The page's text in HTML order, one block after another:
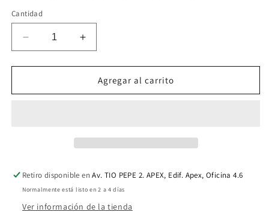
Cantidad
Reducir
cantidad
para
THE
Aumentar
cantidad
para
THE
Agregar al carrito
Retiro disponible enAv. TIO PEPE 2. APEX, Edif. Apex, Oficina 4.6
Normalmente está listo en 2 a 4 días
Ver información de la tienda